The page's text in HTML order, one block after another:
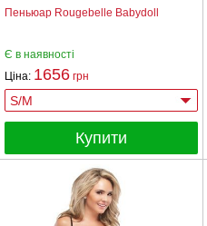
Пеньюар Rougebelle Babydoll
Є в наявності
Ціна: 1656 грн
Купити